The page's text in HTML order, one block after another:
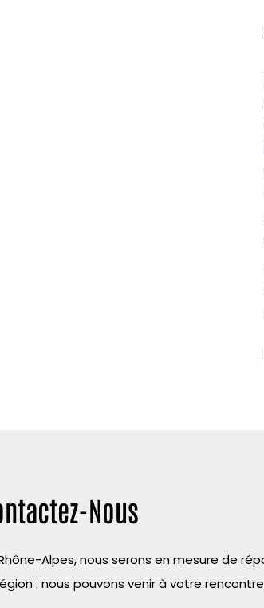
Nous
Alpes, nous serons en mesure de
: nous pouvons venir à votre